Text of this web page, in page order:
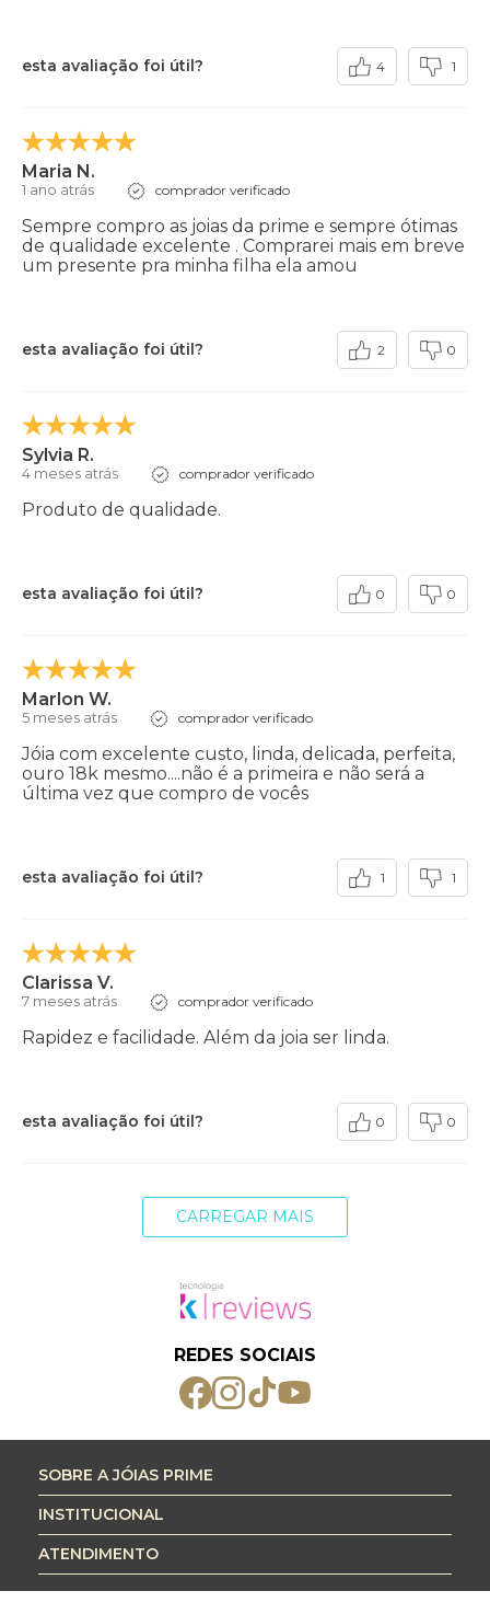
esta avaliação foi útil? 4 1
Maria N.
1 ano atrás comprador verificado
Sempre compro as joias da prime e sempre ótimas
de qualidade excelente . Comprarei mais em breve
um presente pra minha filha ela amou
esta avaliação foi útil? 2 0
Sylvia R.
4 meses atrás comprador verificado
Produto de qualidade.
esta avaliação foi útil? 0 0
Marlon W.
5 meses atrás comprador verificado
Jóia com excelente custo, linda, delicada, perfeita,
ouro 18k mesmo....não é a primeira e não será a
última vez que compro de vocês
esta avaliação foi útil? 1 1
Clarissa V.
7 meses atrás comprador verificado
Rapidez e facilidade. Além da joia ser linda.
esta avaliação foi útil? 0 0
CARREGAR MAIS
REDES SOCIAIS
SOBRE A JÓIAS PRIME
INSTITUCIONAL
ATENDIMENTO